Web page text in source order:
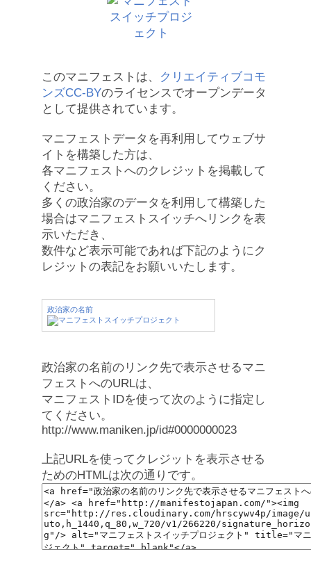
このマニフェストは、
クリエイティブコモ
ンズCC-BYのライセンスでオープンデータ
として提供されています。
マニフェストデータを再利用してウェブサ
イトを構築した方は、
各マニフェストへのクレジットを掲載して
ください。
多くの政治家のデータを利用して構築した
場合はマニフェストスイッチへリンクを表
示いただき、
数件など表示可能であれば下記のようにク
レジットの表記をお願いいたします。
政治家の名前
政治家の名前のリンク先で表示させるマニ
フェストへのURLは、
マニフェストIDを使って次のように指定し
てください。
http://www.maniken.jp/id#0000000023
上記URLを使ってクレジットを表示させる
ためのHTMLは次の通りです。